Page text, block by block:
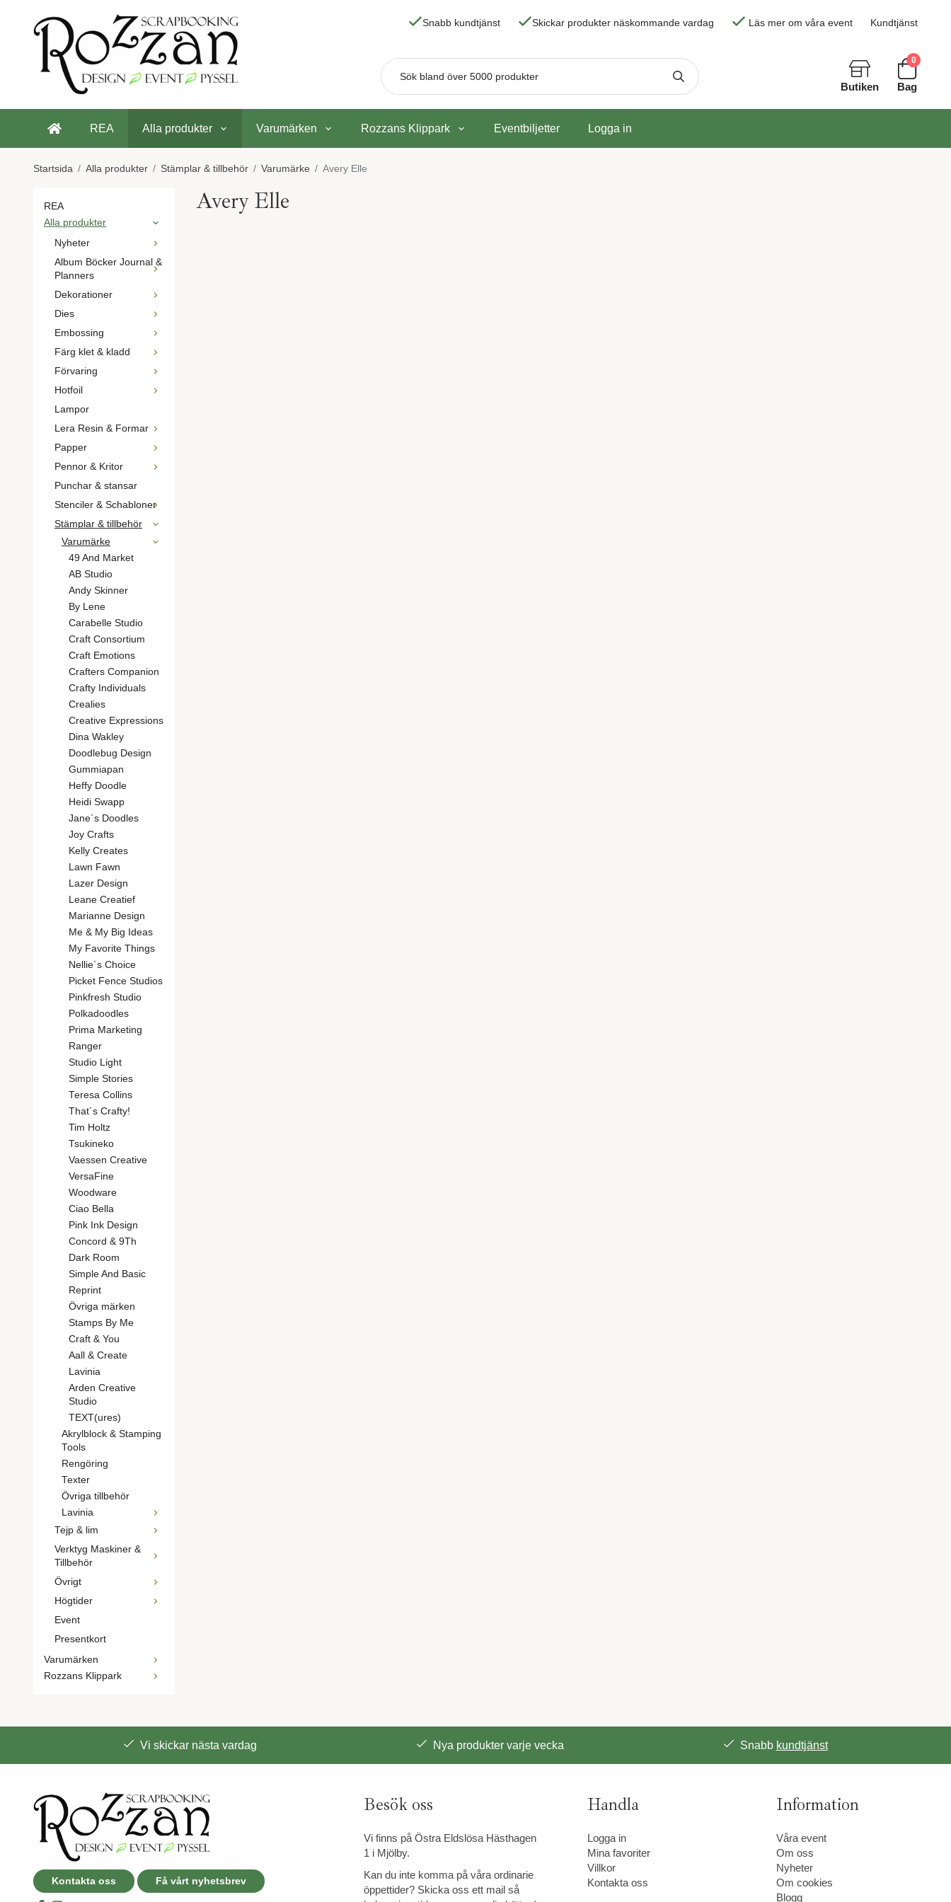
Snabb kundtjänst Skickar produkter näskommande vardag Läs mer om våra event Kundtjänst
Butiken Bag
0
REA Alla produkter Varumärken Rozzans Klippark Eventbiljetter Logga in
Startsida / Alla produkter / Stämplar & tillbehör / Varumärke / Avery Elle
REA
Alla produkter
Nyheter
Album Böcker Journal &
Planners
Dekorationer
Dies
Embossing
Färg klet & kladd
Förvaring
Hotfoil
Lampor
Lera Resin & Formar
Papper
Pennor & Kritor
Punchar & stansar
Stenciler & Schabloner
Stämplar & tillbehör
Varumärke
49 And Market
AB Studio
Andy Skinner
By Lene
Carabelle Studio
Craft Consortium
Craft Emotions
Crafters Companion
Crafty Individuals
Crealies
Creative Expressions
Dina Wakley
Doodlebug Design
Gummiapan
Heffy Doodle
Heidi Swapp
Jane´s Doodles
Joy Crafts
Kelly Creates
Lawn Fawn
Lazer Design
Leane Creatief
Marianne Design
Me & My Big Ideas
My Favorite Things
Nellie´s Choice
Picket Fence Studios
Pinkfresh Studio
Polkadoodles
Prima Marketing
Ranger
Studio Light
Simple Stories
Teresa Collins
That´s Crafty!
Tim Holtz
Tsukineko
Vaessen Creative
VersaFine
Woodware
Ciao Bella
Pink Ink Design
Concord & 9Th
Dark Room
Simple And Basic
Reprint
Övriga märken
Stamps By Me
Craft & You
Aall & Create
Lavinia
Arden Creative
Studio
TEXT(ures)
Akrylblock & Stamping
Tools
Rengöring
Texter
Övriga tillbehör
Lavinia
Tejp & lim
Verktyg Maskiner &
Tillbehör
Övrigt
Högtider
Event
Presentkort
Varumärken
Rozzans Klippark
Avery Elle
Vi skickar nästa vardag Nya produkter varje vecka Snabb kundtjänst
Kontakta oss Få vårt nyhetsbrev
Besök oss
Vi finns på Östra Eldslösa Hästhagen
1 i Mjölby.
Kan du inte komma på våra ordinarie
öppettider? Skicka oss ett mail så
Handla
Logga in
Mina favoriter
Villkor
Kontakta oss
Information
Våra event
Om oss
Nyheter
Om cookies
Blogg